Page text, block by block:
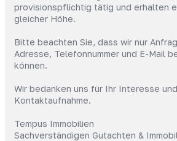
provisionspflichtig tätig und erhalten
gleicher Höhe.
Bitte beachten Sie, dass wir nur
Adresse, Telefonnummer und E-Mail
können.
Wir bedanken uns für Ihr Interesse
Kontaktaufnahme.
Tempus Immobilien
Sachverständigen Gutachten &